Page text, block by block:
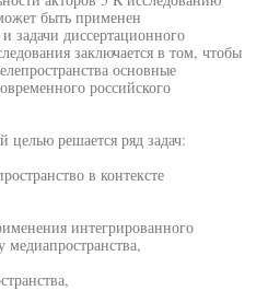
быть применен
задачи диссертационного
заключается в том, чтобы
основные
российского
целью решается ряд задач:
в контексте
интегрированного